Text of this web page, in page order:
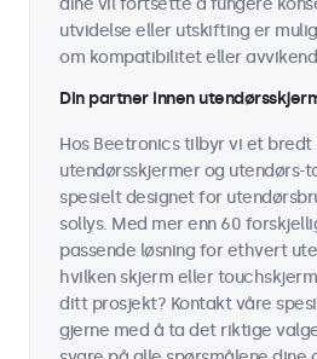
dine vil fortsette å fungere
utvidelse eller utskifting er
om kompatibilitet eller
Din partner innen
Hos Beetronics tilbyr vi et bredt
utendørsskjermer og utendørs-
spesielt designet for
sollys. Med mer enn 60
passende løsning for ethvert
hvilken skjerm eller
ditt prosjekt? Kontakt våre
gjerne med å ta det riktige